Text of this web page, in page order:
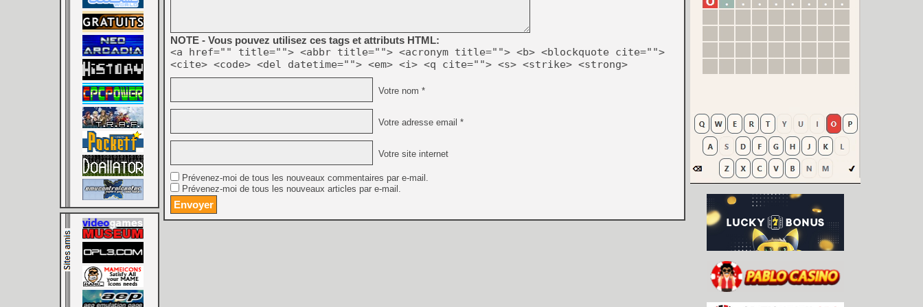
NOTE - Vous pouvez utilisez ces tags et attributs HTML:
<a href="" title=""> <abbr title=""> <acronym title=""> <b> <blockquote cite="">
<cite> <code> <del datetime=""> <em> <i> <q cite=""> <s> <strike> <strong>
Votre nom *
Votre adresse email *
Votre site internet
Prévenez-moi de tous les nouveaux commentaires par e-mail.
Prévenez-moi de tous les nouveaux articles par e-mail.